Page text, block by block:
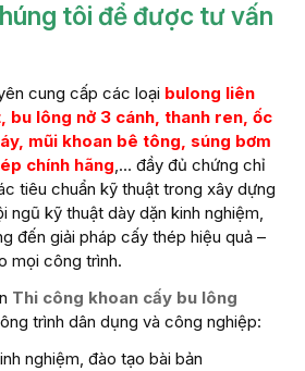
tôi để được tư vấn
cung cấp các loại bulong liên
bu lông nở 3 cánh, thanh ren, ốc
mũi khoan bê tông, súng bơm
chính hãng,… đầy đủ chứng chỉ
tiêu chuẩn kỹ thuật trong xây dựng
ngũ kỹ thuật dày dặn kinh nghiệm,
đến giải pháp cấy thép hiệu quả –
mọi công trình.
Thi công khoan cấy bu lông
trình dân dụng và công nghiệp:
nghiệm, đào tạo bài bản